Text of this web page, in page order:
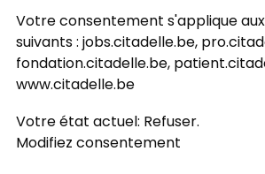
Votre consentement s'applique
suivants : jobs.citadelle.be,
fondation.citadelle.be,
www.citadelle.be
Votre état ​​actuel: Refuser.
Modifiez consentement